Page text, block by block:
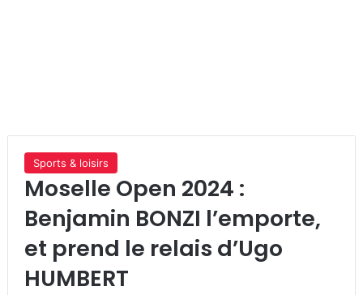
Sports & loisirs
Moselle Open 2024 :
Benjamin BONZI l’emporte,
et prend le relais d’Ugo
HUMBERT